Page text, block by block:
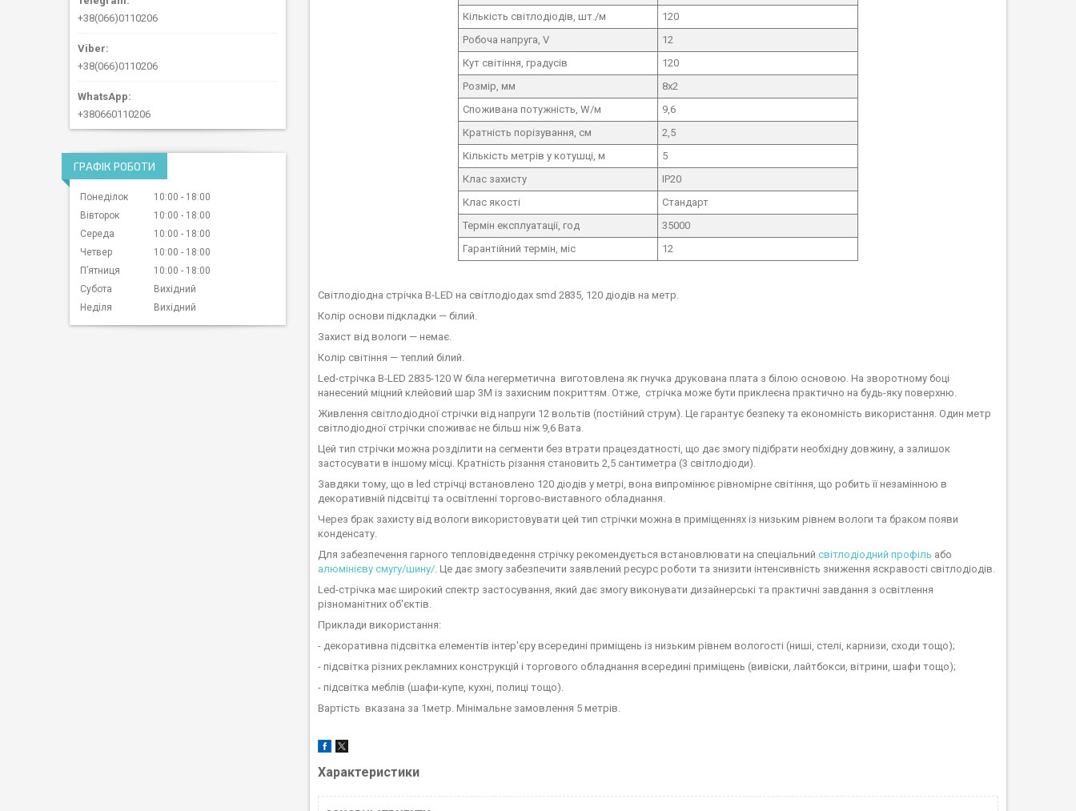
Кількість світлодіодів, шт./м
120
Робоча напруга, V
12
Кут світіння, градусів
120
Розмір, мм
8х2
Споживана потужність, W/м
9,6
Кратність порізування, см
2,5
Кількість метрів у котушці, м
5
Клас захисту
IP20
Клас якості
Стандарт
Термін експлуатації, год
35000
Гарантійний термін, міс
12
Світлодіодна стрічка B-LED на світлодіодах smd 2835, 120 діодів на метр.
Колір основи підкладки — білий.
Захист від вологи — немає.
Колір світіння — теплий білий.
Led-стрічка B-LED 2835-120 W біла негерметична виготовлена як гнучка друкована плата з білою основою. На зворотному боці
нанесений міцний клейовий шар 3M із захисним покриттям. Отже, стрічка може бути приклеєна практично на будь-яку поверхню.
Живлення світлодіодної стрічки від напруги 12 вольтів (постійний струм). Це гарантує безпеку та економність використання. Один метр
світлодіодної стрічки споживає не більш ніж 9,6 Вата.
Цей тип стрічки можна розділити на сегменти без втрати працездатності, що дає змогу підібрати необхідну довжину, а залишок
застосувати в іншому місці. Кратність різання становить 2,5 сантиметра (3 світлодіоди).
Завдяки тому, що в led стрічці встановлено 120 діодів у метрі, вона випромінює рівномірне світіння, що робить її незамінною в
декоративній підсвітці та освітленні торгово-виставного обладнання.
Через брак захисту від вологи використовувати цей тип стрічки можна в приміщеннях із низьким рівнем вологи та браком появи
конденсату.
Для забезпечення гарного тепловідведення стрічку рекомендується встановлювати на спеціальний світлодіодний профіль або
алюмінієву смугу/шину/ . Це дає змогу забезпечити заявлений ресурс роботи та знизити інтенсивність зниження яскравості світлодіодів.
Led-стрічка має широкий спектр застосування, який дає змогу виконувати дизайнерські та практичні завдання з освітлення
різноманітних об'єктів.
Приклади використання:
- декоративна підсвітка елементів інтер'єру всередині приміщень із низьким рівнем вологості (ниші, стелі, карнизи, сходи тощо);
- підсвітка різних рекламних конструкцій і торгового обладнання всередині приміщень (вивіски, лайтбокси, вітрини, шафи тощо);
- підсвітка меблів (шафи-купе, кухні, полиці тощо).
Вартість вказана за 1метр. Мінімальне замовлення 5 метрів.
Характеристики
+38(066)0110206
+38(066)0110206
+380660110206
ГРАФІК РОБОТИ
Понеділок 10:00
18:00
Вівторок
10:00
18:00
Середа
10:00
18:00
Четвер
10:00
18:00
Пʼятниця
10:00
18:00
Субота
Вихідний
Неділя
Вихідний